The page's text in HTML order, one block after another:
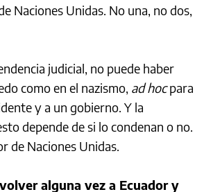
Naciones Unidas. No una, no dos,
judicial, no puede haber
como en el nazismo, ad hocpara
y a un gobierno. Y la
depende de si lo condenan o no.
de Naciones Unidas.
alguna vez a Ecuador y